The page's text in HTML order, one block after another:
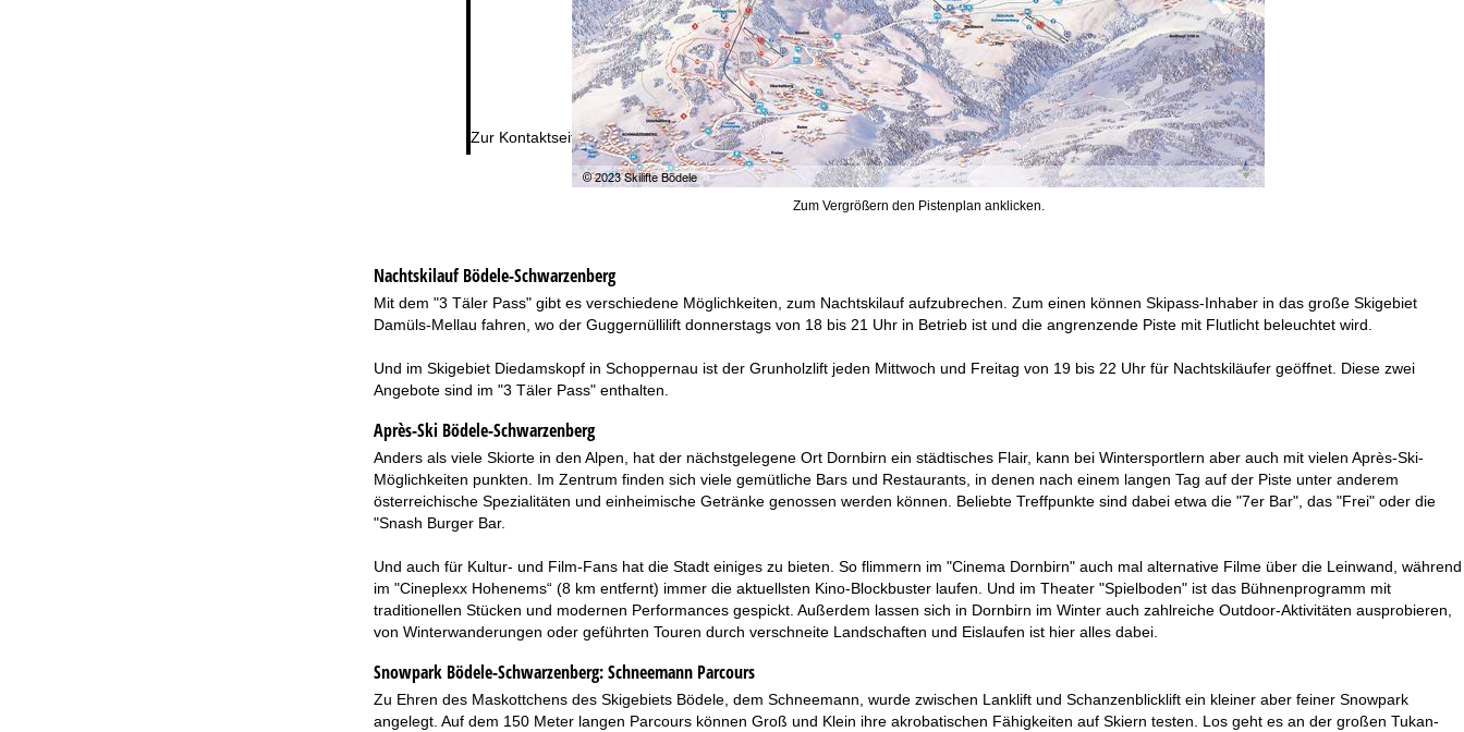
Zur Kontaktseite
Beratung
Zum Vergrößern den Pistenplan anklicken.
NachtskilaufBödele-Schwarzenberg
Mit dem "3 Täler Pass" gibt es verschiedene Möglichkeiten, zum Nachtskilauf aufzubrechen. Zum einen können Skipass-Inhaber in das große Skigebiet
Damüls-Mellau fahren, wo der Guggernüllilift donnerstags von 18 bis 21 Uhr in Betrieb ist und die angrenzende Piste mit Flutlicht beleuchtet wird.
Und im Skigebiet Diedamskopf in Schoppernau ist der Grunholzlift jeden Mittwoch und Freitag von 19 bis 22 Uhr für Nachtskiläufer geöffnet. Diese zwei
Angebote sind im "3 Täler Pass" enthalten.
Après-Ski Bödele-Schwarzenberg
Anders als viele Skiorte in den Alpen, hat der nächstgelegene Ort Dornbirn ein städtisches Flair, kann bei Wintersportlern aber auch mit vielen Après-Ski-
Möglichkeiten punkten. Im Zentrum finden sich viele gemütliche Bars und Restaurants, in denen nach einem langen Tag auf der Piste unter anderem
österreichische Spezialitäten und einheimische Getränke genossen werden können. Beliebte Treffpunkte sind dabei etwa die "7er Bar", das "Frei" oder die
"Snash Burger Bar.
Und auch für Kultur- und Film-Fans hat die Stadt einiges zu bieten. So flimmern im "Cinema Dornbirn" auch mal alternative Filme über die Leinwand, während
im "Cineplexx Hohenems“ (8 km entfernt) immer die aktuellsten Kino-Blockbuster laufen. Und im Theater "Spielboden" ist das Bühnenprogramm mit
traditionellen Stücken und modernen Performances gespickt. Außerdem lassen sich in Dornbirn im Winter auch zahlreiche Outdoor-Aktivitäten ausprobieren,
von Winterwanderungen oder geführten Touren durch verschneite Landschaften und Eislaufen ist hier alles dabei.
Snowpark Bödele-Schwarzenberg:Schneemann Parcours
Zu Ehren des Maskottchens des Skigebiets Bödele, dem Schneemann, wurde zwischen Lanklift und Schanzenblicklift ein kleiner aber feiner Snowpark
angelegt. Auf dem 150 Meter langen Parcours können Groß und Klein ihre akrobatischen Fähigkeiten auf Skiern testen. Los geht es an der großen Tukan-